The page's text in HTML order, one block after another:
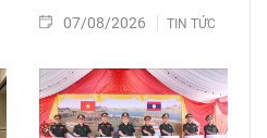
07/08/2026 TIN TỨC